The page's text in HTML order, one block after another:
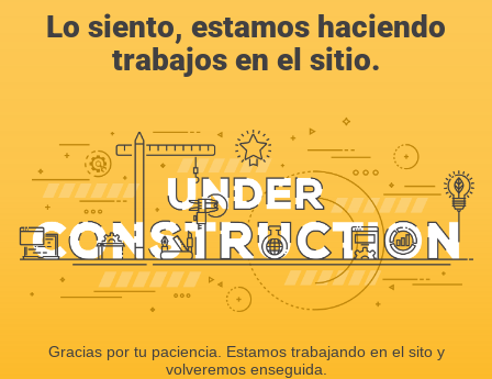
Lo siento, estamos haciendo
trabajos en el sitio.
Gracias por tu paciencia. Estamos trabajando en el sito y
volveremos enseguida.